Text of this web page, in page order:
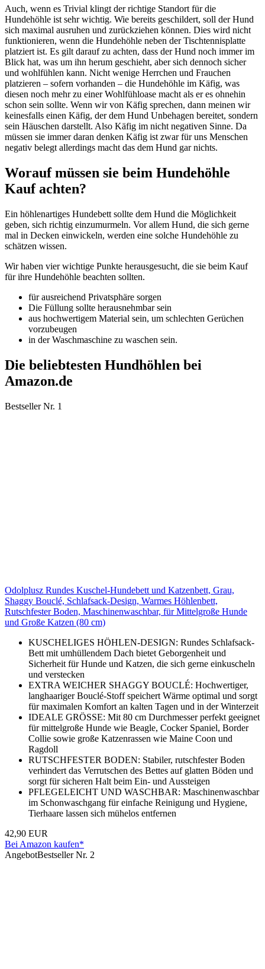
Auch, wenn es Trivial klingt der richtige Standort für die
Hundehöhle ist sehr wichtig. Wie bereits geschildert, soll der Hund
sich maximal ausruhen und zurückziehen können. Dies wird nicht
funktionieren, wenn die Hundehöhle neben der Tischtennisplatte
platziert ist. Es gilt darauf zu achten, dass der Hund noch immer im
Blick hat, was um ihn herum geschieht, aber sich dennoch sicher
und wohlfühlen kann. Nicht wenige Herrchen und Frauchen
platzieren – sofern vorhanden – die Hundehöhle im Käfig, was
diesen noch mehr zu einer Wohlfühloase macht als er es ohnehin
schon sein sollte. Wenn wir von Käfig sprechen, dann meinen wir
keinesfalls einen Käfig, der dem Hund Unbehagen bereitet, sondern
sein Häuschen darstellt. Also Käfig im nicht negativen Sinne. Da
müssen sie immer daran denken Käfig ist zwar für uns Menschen
negativ belegt allerdings macht das dem Hund gar nichts.
Worauf müssen sie beim Hundehöhle
Kauf achten?
Ein höhlenartiges Hundebett sollte dem Hund die Möglichkeit
geben, sich richtig einzumurmeln. Vor allem Hund, die sich gerne
mal in Decken einwickeln, werden eine solche Hundehöhle zu
schätzen wissen.
Wir haben vier wichtige Punkte herausgesucht, die sie beim Kauf
für ihre Hundehöhle beachten sollten.
für ausreichend Privatsphäre sorgen
Die Füllung sollte herausnehmbar sein
aus hochwertigem Material sein, um schlechten Gerüchen
vorzubeugen
in der Waschmaschine zu waschen sein.
Die beliebtesten Hundhöhlen bei
Amazon.de
Bestseller Nr. 1
Odolplusz Rundes Kuschel-Hundebett und Katzenbett, Grau,
Shaggy Bouclé, Schlafsack-Design, Warmes Höhlenbett,
Rutschfester Boden, Maschinenwaschbar, für Mittelgroße Hunde
und Große Katzen (80 cm)
KUSCHELIGES HÖHLEN-DESIGN: Rundes Schlafsack-
Bett mit umhüllendem Dach bietet Geborgenheit und
Sicherheit für Hunde und Katzen, die sich gerne einkuscheln
und verstecken
EXTRA WEICHER SHAGGY BOUCLÉ: Hochwertiger,
langhaariger Bouclé-Stoff speichert Wärme optimal und sorgt
für maximalen Komfort an kalten Tagen und in der Winterzeit
IDEALE GRÖSSE: Mit 80 cm Durchmesser perfekt geeignet
für mittelgroße Hunde wie Beagle, Cocker Spaniel, Border
Collie sowie große Katzenrassen wie Maine Coon und
Ragdoll
RUTSCHFESTER BODEN: Stabiler, rutschfester Boden
verhindert das Verrutschen des Bettes auf glatten Böden und
sorgt für sicheren Halt beim Ein- und Aussteigen
PFLEGELEICHT UND WASCHBAR: Maschinenwaschbar
im Schonwaschgang für einfache Reinigung und Hygiene,
Tierhaare lassen sich mühelos entfernen
42,90 EUR
Bei Amazon kaufen*
AngebotBestseller Nr. 2